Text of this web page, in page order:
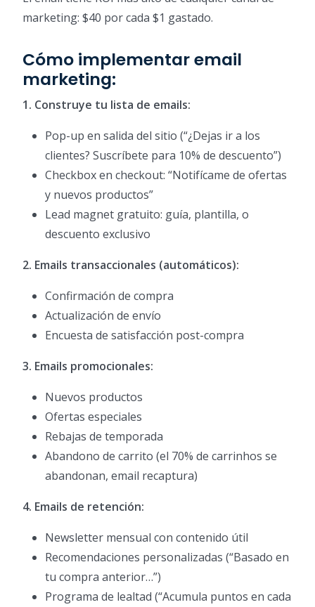
marketing: $40 por cada $1 gastado.
Cómo implementar email
marketing:
1. Construye tu lista de emails:
Pop-up en salida del sitio (“¿Dejas ir a los
clientes? Suscríbete para 10% de descuento”)
Checkbox en checkout: “Notifícame de ofertas
y nuevos productos”
Lead magnet gratuito: guía, plantilla, o
descuento exclusivo
2. Emails transaccionales (automáticos):
Confirmación de compra
Actualización de envío
Encuesta de satisfacción post-compra
3. Emails promocionales:
Nuevos productos
Ofertas especiales
Rebajas de temporada
Abandono de carrito (el 70% de carrinhos se
abandonan, email recaptura)
4. Emails de retención:
Newsletter mensual con contenido útil
Recomendaciones personalizadas (“Basado en
tu compra anterior…”)
Programa de lealtad (“Acumula puntos en cada